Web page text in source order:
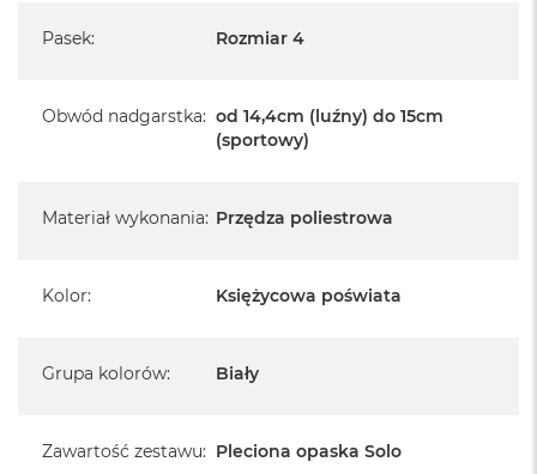
Pasek: Rozmiar 4
Obwód nadgarstka: od 14,4cm (luźny) do 15cm
(sportowy)
Materiał wykonania: Przędza poliestrowa
Kolor: Księżycowa poświata
Grupa kolorów: Biały
Zawartość zestawu: Pleciona opaska Solo